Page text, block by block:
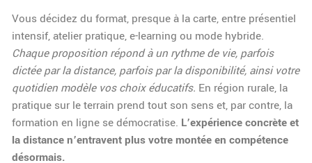
Vous décidez du format, presque à la carte, entre présentiel
intensif, atelier pratique, e-learning ou mode hybride.
Chaque proposition répond à un rythme de vie, parfois
dictée par la distance, parfois par la disponibilité, ainsi votre
quotidien modèle vos choix éducatifs. En région rurale, la
pratique sur le terrain prend tout son sens et, par contre, la
formation en ligne se démocratise. L’expérience concrète et
la distance n’entravent plus votre montée en compétence
désormais.